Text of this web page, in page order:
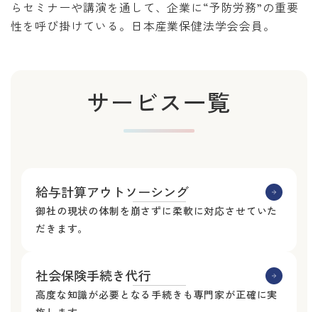
らセミナーや講演を通して、企業に“予防労務”の重要
性を呼び掛けている。日本産業保健法学会会員。
サービス一覧
給与計算アウトソーシング
御社の現状の体制を崩さずに柔軟に対応させていた
だきます。
社会保険手続き代行
高度な知識が必要となる手続きも専門家が正確に実